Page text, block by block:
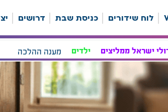
לוח שידורים כניסת שבת דרושים
ישראל ממליצים ילדים מענה ההלכה